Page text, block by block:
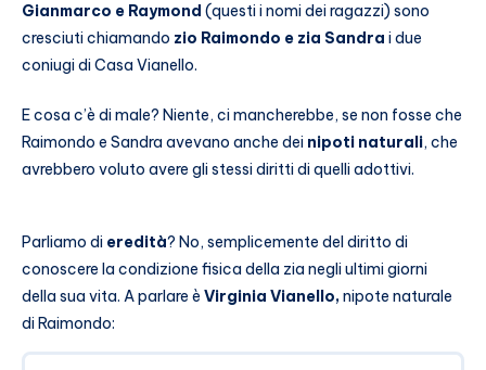
Gianmarco e Raymond (questi i nomi dei ragazzi) sono
cresciuti chiamando zio Raimondo e zia Sandra i due
coniugi di Casa Vianello.
E cosa c’è di male? Niente, ci mancherebbe, se non fosse che
Raimondo e Sandra avevano anche dei nipoti naturali, che
avrebbero voluto avere gli stessi diritti di quelli adottivi.
Parliamo di eredità? No, semplicemente del diritto di
conoscere la condizione fisica della zia negli ultimi giorni
della sua vita. A parlare è Virginia Vianello,nipote naturale
di Raimondo: